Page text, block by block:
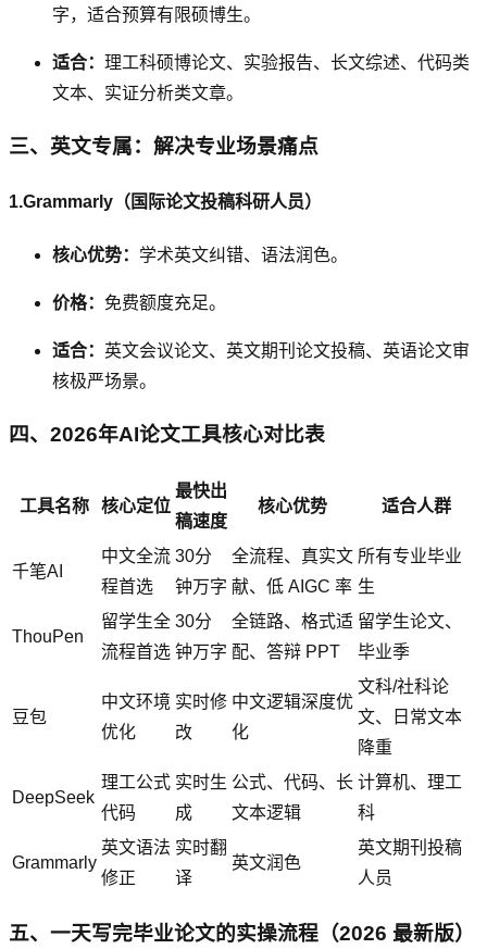
字，适合预算有限硕博生。
适合： 理工科硕博论文、实验报告、长文综述、代码类
文本、实证分析类文章。
三、英文专属：解决专业场景痛点
1.Grammarly（国际论文投稿科研人员）
核心优势： 学术英文纠错、语法润色。
价格： 免费额度充足。
适合： 英文会议论文、英文期刊论文投稿、英语论文审
核极严场景。
四、2026年AI论文工具核心对比表
工具名称 核心定位
最快出
稿速度
核心优势 适合人群
千笔AI
中文全流
程首选
30分
钟万字
全流程、真实文
献、低 AIGC 率
所有专业毕业
生
ThouPen
留学生全
流程首选
30分
钟万字
全链路、格式适
配、答辩 PPT
留学生论文、
毕业季
豆包
中文环境
优化
实时修
改
中文逻辑深度优
化
文科/社科论
文、日常文本
降重
DeepSeek
理工公式
代码
实时生
成
公式、代码、长
文本逻辑
计算机、理工
科
Grammarly
英文语法
修正
实时翻
译
英文润色
英文期刊投稿
人员
五、一天写完毕业论文的实操流程（2026 最新版）